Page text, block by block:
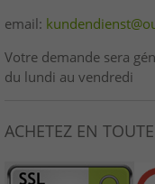
email:
Votre demande sera
du lundi au vendredi
ACHETEZ EN